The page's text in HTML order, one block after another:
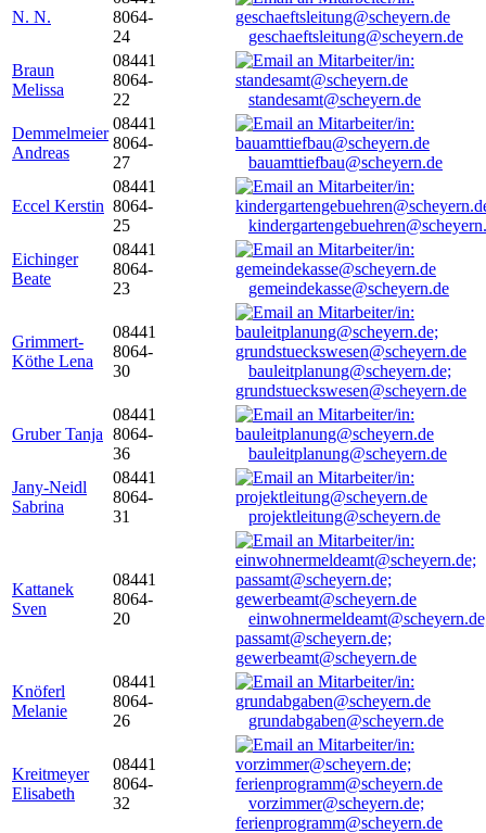
N. N.
8064-
24
geschaeftsleitung@scheyern.de
Braun
Melissa
08441
8064-
22
standesamt@scheyern.de
Demmelmeier
Andreas
08441
8064-
27
bauamttiefbau@scheyern.de
Eccel Kerstin
08441
8064-
25
Eichinger
Beate
08441
8064-
23
gemeindekasse@scheyern.de
Grimmert-
Köthe Lena
08441
8064-
30
bauleitplanung@scheyern.de;
grundstueckswesen@scheyern.de
Gruber Tanja
08441
8064-
36
bauleitplanung@scheyern.de
Jany-Neidl
Sabrina
08441
8064-
31
projektleitung@scheyern.de
Kattanek
Sven
08441
8064-
20
passamt@scheyern.de;
gewerbeamt@scheyern.de
Knöferl
Melanie
08441
8064-
26
grundabgaben@scheyern.de
Kreitmeyer
Elisabeth
08441
8064-
32
vorzimmer@scheyern.de;
ferienprogramm@scheyern.de